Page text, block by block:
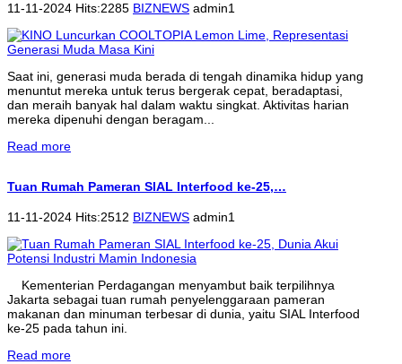
11-11-2024 Hits:2285 BIZNEWS admin1
Saat ini, generasi muda berada di tengah dinamika hidup yang
menuntut mereka untuk terus bergerak cepat, beradaptasi,
dan meraih banyak hal dalam waktu singkat. Aktivitas harian
mereka dipenuhi dengan beragam...
Read more
Tuan Rumah Pameran SIAL Interfood ke-25,…
11-11-2024 Hits:2512 BIZNEWS admin1
Kementerian Perdagangan menyambut baik terpilihnya
Jakarta sebagai tuan rumah penyelenggaraan pameran
makanan dan minuman terbesar di dunia, yaitu SIAL Interfood
ke-25 pada tahun ini.
Read more